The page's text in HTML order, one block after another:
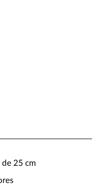
de 25 cm